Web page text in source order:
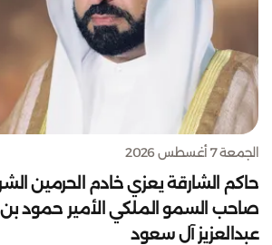
الجمعة 7 أغسطس 2026
حاكم الشارقة يعزي خادم الحرمين
صاحب السمو الملكي الأمير حمود
عبدالعزيز آل سعود